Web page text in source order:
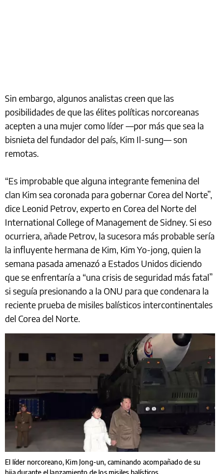
Sin embargo, algunos analistas creen que las
posibilidades de que las élites políticas norcoreanas
acepten a una mujer como líder —por más que sea la
bisnieta del fundador del país, Kim Il-sung— son
remotas.
“Es improbable que alguna integrante femenina del
clan Kim sea coronada para gobernar Corea del Norte”,
dice Leonid Petrov, experto en Corea del Norte del
International College of Management de Sidney. Si eso
ocurriera, añade Petrov, la sucesora más probable sería
la influyente hermana de Kim, Kim Yo-jong, quien la
semana pasada amenazó a Estados Unidos diciendo
que se enfrentaría a “una crisis de seguridad más fatal”
si seguía presionando a la ONU para que condenara la
reciente prueba de misiles balísticos intercontinentales
del Corea del Norte.
El líder norcoreano, Kim Jong-un, caminando acompañado de su